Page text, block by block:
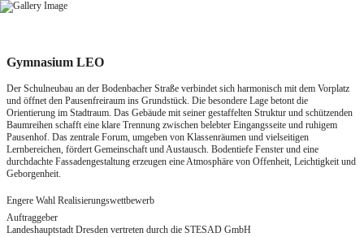
Zum
Gymnasium LEO
Der Schulneubau an der Bodenbacher Straße verbindet sich harmonisch mit dem Vorplatz
und öffnet den Pausenfreiraum ins Grundstück. Die besondere Lage betont die
Orientierung im Stadtraum. Das Gebäude mit seiner gestaffelten Struktur und schützenden
Baumreihen schafft eine klare Trennung zwischen belebter Eingangsseite und ruhigem
Pausenhof. Das zentrale Forum, umgeben von Klassenräumen und vielseitigen
Lernbereichen, fördert Gemeinschaft und Austausch. Bodentiefe Fenster und eine
durchdachte Fassadengestaltung erzeugen eine Atmosphäre von Offenheit, Leichtigkeit und
Geborgenheit.
Engere Wahl Realisierungswettbewerb
Auftraggeber
Landeshauptstadt Dresden vertreten durch die STESAD GmbH